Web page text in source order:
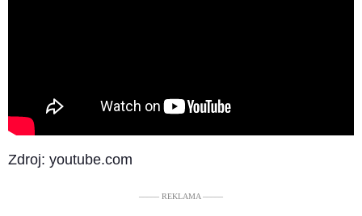
Zdroj: youtube.com
––––– REKLAMA –––––